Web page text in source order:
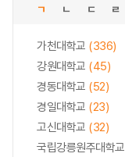
ㄱ ㄴ ㄷ ㄹ
가천대학교 (336)
강원대학교 (45)
경동대학교 (52)
경일대학교 (23)
고신대학교 (32)
국립강릉원주대학교